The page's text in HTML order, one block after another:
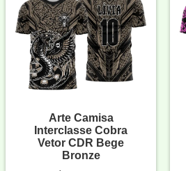
Arte Camisa
Interclasse Cobra
Vetor CDR Bege
Bronze